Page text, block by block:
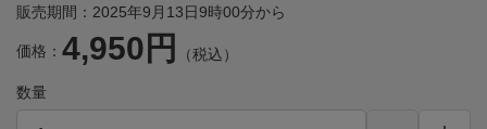
販売期間：2025年9月13日9時00分から
価格： 4,950円 （税込）
数量